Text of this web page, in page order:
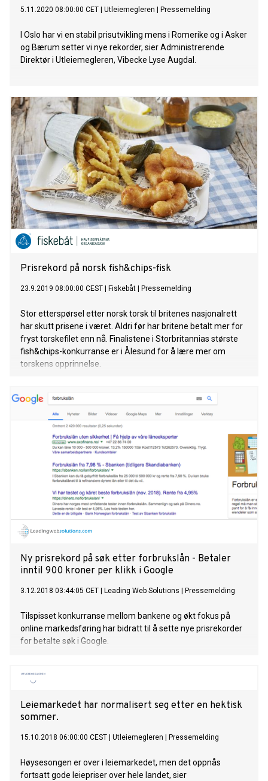
5.11.2020 08:00:00 CET Utleiemegleren Pressemelding
I Oslo har vi en stabil prisutvikling mens i Romerike og i Asker
og Bærum setter vi nye rekorder, sier Administrerende
Direktør i Utleiemegleren, Vibecke Lyse Augdal.
Prisrekord på norsk fish&chips-fisk
23.9.2019 08:00:00 CEST Fiskebåt Pressemelding
Stor etterspørsel etter norsk torsk til britenes nasjonalrett
har skutt prisene i været. Aldri før har britene betalt mer for
fryst torskefilet enn nå. Finalistene i Storbritannias største
fish&chips-konkurranse er i Ålesund for å lære mer om
torskens opprinnelse.
Ny prisrekord på søk etter forbrukslån - Betaler
inntil 900 kroner per klikk i Google
3.12.2018 03:44:05 CET Leading Web Solutions Pressemelding
Tilspisset konkurranse mellom bankene og økt fokus på
online markedsføring har bidratt til å sette nye prisrekorder
for betalte søk i Google.
Leiemarkedet har normalisert seg etter en hektisk
sommer.
15.10.2018 06:00:00 CEST Utleiemegleren Pressemelding
Høysesongen er over i leiemarkedet, men det oppnås
fortsatt gode leiepriser over hele landet, sier